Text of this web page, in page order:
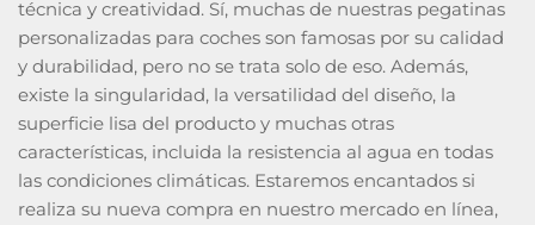
técnica y creatividad. Sí, muchas de nuestras pegatinas
personalizadas para coches son famosas por su calidad
y durabilidad, pero no se trata solo de eso. Además,
existe la singularidad, la versatilidad del diseño, la
superficie lisa del producto y muchas otras
características, incluida la resistencia al agua en todas
las condiciones climáticas. Estaremos encantados si
realiza su nueva compra en nuestro mercado en línea,